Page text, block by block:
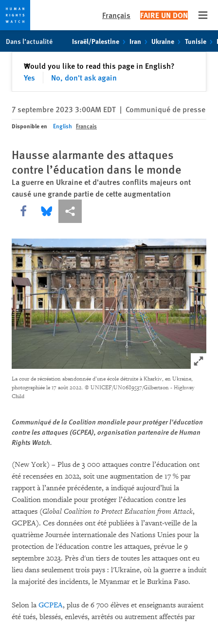
toto
content
Français FAIRE UN DON
Dans l’actualité Israël/Palestine Iran Ukraine Tunisie
Would you like to read this page in English?
Yes
No, don't ask again
✕Fermer
7 septembre 2023 3:00AM EDT | Communiqué de presse
Disponible en English Français
Hausse alarmante des attaques
contre l’éducation dans le monde
La guerre en Ukraine et d'autres conflits majeurs ont
causé une grande partie de cette augmentation
Share this via Facebook
Share this via Bluesky
Share this via Partagez
Click
La cour de récréation abandonnée d’une école détruite à Kharkiv, en Ukraine,
photographiée le 17 août 2022. © UNICEF/UN0689537/Gilbertson - Highway
Child
Communiqué de la Coalition mondiale pour protéger l'éducation
contre les attaques (GCPEA), organisation partenaire de Human
Rights Watch.
(New York) – Plus de 3 000 attaques contre l’éducation ont
été recensées en 2022, soit une augmentation de 17 % par
rapport à l’année précédente, a indiqué aujourd’hui la
Coalition mondiale pour protéger l’éducation contre les
attaques (Global Coalition to Protect Education from Attack,
GCPEA). Ces données ont été publiées à l’avant-veille de la
quatrième Journée internationale des Nations Unies pour la
protection de l'éducation contre les attaques, prévue le 9
septembre 2023. Près d'un tiers de toutes les attaques ont eu
lieu dans seulement trois pays : l'Ukraine, où la guerre a induit
la majorité des incidents, le Myanmar et le Burkina Faso.
Selon la GCPEA, plus de 6 700 élèves et enseignants auraient
été tués, blessés, enlevés, arrêtés ou autrement affectés par